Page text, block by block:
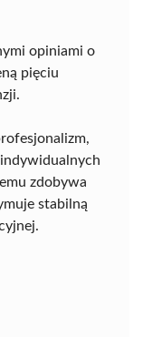
opiniami o
pięciu
zdobywa
stabilną